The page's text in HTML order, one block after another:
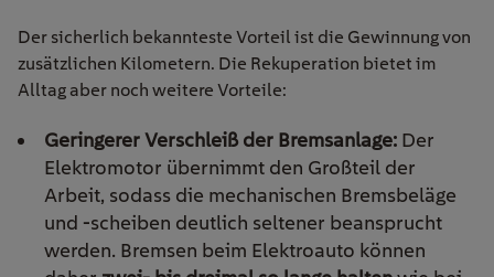
Der sicherlich bekannteste Vorteil ist die Gewinnung von
zusätzlichen Kilometern. Die Rekuperation bietet im
Alltag aber noch weitere Vorteile:
Geringerer Verschleiß der Bremsanlage: Der
Elektromotor übernimmt den Großteil der
Arbeit, sodass die mechanischen Bremsbeläge
und -scheiben deutlich seltener beansprucht
werden. Bremsen beim Elektroauto können